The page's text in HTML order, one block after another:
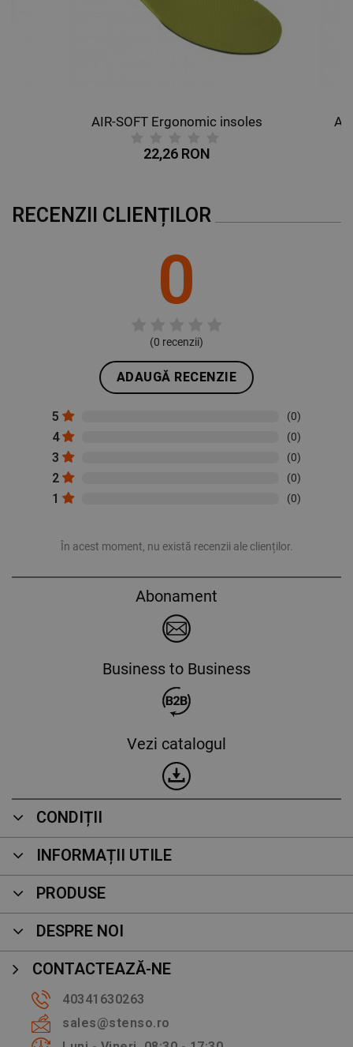
AIR-SOFT Ergonomic insoles
22,26 RON
RECENZII CLIENȚILOR
0
(0 recenzii)
ADAUGĂ RECENZIE
5 (0)
4 (0)
3 (0)
2 (0)
1 (0)
În acest moment, nu există recenzii ale clienților.
Abonament
Business to Business
Vezi catalogul
CONDIȚII
INFORMAȚII UTILE
PRODUSE
DESPRE NOI
CONTACTEAZĂ-NE
40341630263
sales@stenso.ro